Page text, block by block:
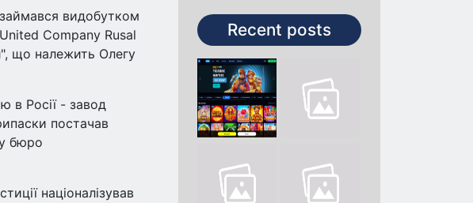
Recent posts
видобутком
Company Rusal
що належить Олегу
в Росії - завод
постачав
бюро
націоналізував